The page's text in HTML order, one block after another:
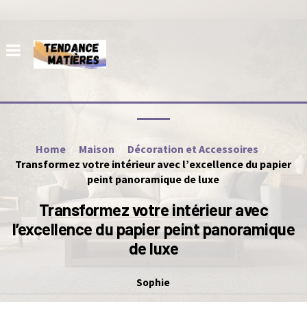
Home Maison
Décoration et Accessoires
Transformez votre intérieur avec l’excellence du papier
peint panoramique de luxe
Transformez votre intérieur avec
l’excellence du papier peint panoramique
de luxe
Sophie